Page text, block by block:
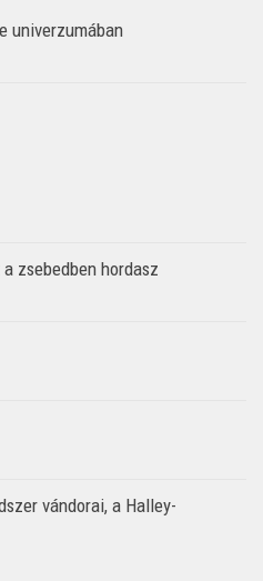
univerzumában
zsebedben hordasz
vándorai, a Halley-